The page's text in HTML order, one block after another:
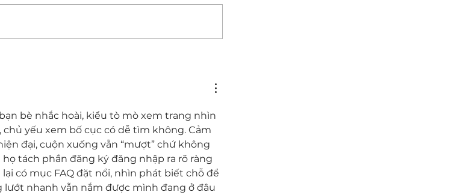
Un Stage de Yoga Flow
bè nhắc hoài, kiểu tò mò xem trang nhìn
yếu xem bố cục có dễ tìm không. Cảm
đại, cuộn xuống vẫn “mượt” chứ không
tách phần đăng ký đăng nhập ra rõ ràng
có mục FAQ đặt nổi, nhìn phát biết chỗ để
lướt nhanh vẫn nắm được mình đang ở đâu